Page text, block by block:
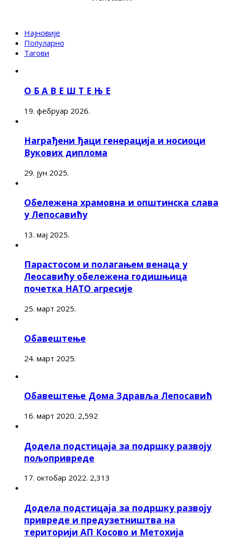
Најновије
Популарно
Тагови
О Б А В Е Ш Т Е Њ Е
19. фебруар 2026.
Награђени ђаци генерација и носиоци
Вукових диплома
29. јун 2025.
Обележена храмовна и општинска слава
у Лепосавићу
13. мај 2025.
Парастосом и полагањем венаца у
Леосавићу обележена годишњица
почетка НАТО агресије
25. март 2025.
Обавештење
24. март 2025.
Обавештење Дома Здравља Лепосавић
16. март 2020. 2,592
Додела подстицаја за подршку развоју
пољопривреде
17. октобар 2022. 2,313
Додела подстицаја за подршку развоју
привреде и предузетништва на
територији АП Косово и Метохија